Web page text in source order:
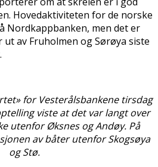
Hovedaktiviteten for de norske
Nordkappbanken, men det er
av Fruholmen og Sørøya siste
for Vesterålsbankene tirsdag
viste at det var langt over
utenfor Øksnes og Andøy. På
av båter utenfor Skogsøya
og Stø.